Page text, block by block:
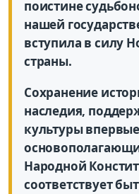
поистине
нашей
вступила в силу
страны.
Сохранение
наследия,
культуры
Народной
соответствует